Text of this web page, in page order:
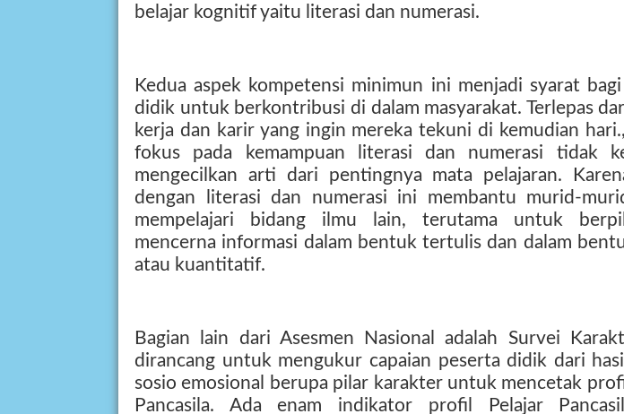
belajar kognitif yaitu literasi dan numerasi.
Kedua aspek kompetensi minimun ini menjadi syarat
didik untuk berkontribusi di dalam masyarakat. Terlepas
kerja dan karir yang ingin mereka tekuni di kemudian
fokus pada kemampuan literasi dan numerasi tidak
mengecilkan arti dari pentingnya mata pelajaran.
dengan literasi dan numerasi ini membantu murid-
mempelajari bidang ilmu lain, terutama untuk
mencerna informasi dalam bentuk tertulis dan dalam
atau kuantitatif.
Bagian lain dari Asesmen Nasional adalah Survei
dirancang untuk mengukur capaian peserta didik dari
sosio emosional berupa pilar karakter untuk mencetak
Pancasila. Ada enam indikator profil Pelajar